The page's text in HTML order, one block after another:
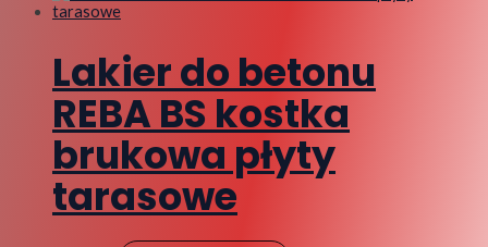
Lakier do betonu
REBA BS kostka
brukowa płyty
tarasowe